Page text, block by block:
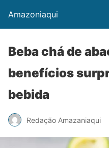
Amazoniaqui
Beba chá de
benefícios
bebida
Redação Amazaniaqui